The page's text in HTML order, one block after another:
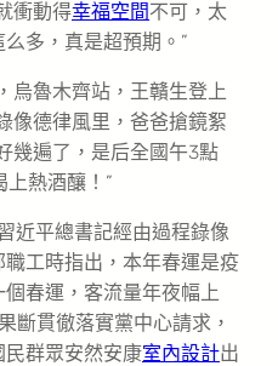
衝動得幸福空間不可，太
多，真是超預期。”
魯木齊站，王贛生登上
像德律風里，爸爸搶鏡絮
幾遍了，是后全國午3點
熱酒釀！”
近平總書記經由過程錄像
工時指出，本年春運是疫
春運，客流量年夜幅上
果斷貫徹落實黨中心請求，
群眾安然安康室內設計出